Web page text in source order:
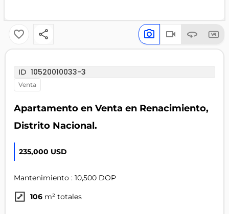
ID 10520010033-3
venta
Apartamento en Venta en Renacimiento,
Distrito Nacional.
235,000 USD
Mantenimiento : 10,500 DOP
106 m² totales